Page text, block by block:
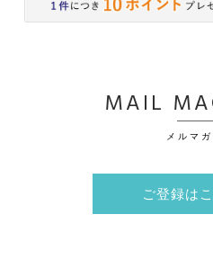
MAIL
メルマ
ご登録は